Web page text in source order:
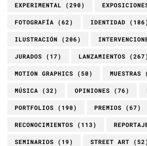
EXPERIMENTAL (290)
FOTOGRAFÍA (62) IDENTIDAD
ILUSTRACIÓN (206)
JURADOS (17) LANZAMIENTOS
MOTION GRAPHICS (50) MUESTRAS
MÚSICA (32) OPINIONES (76)
PORTFOLIOS (190) PREMIOS (67)
RECONOCIMIENTOS (113)
SEMINARIOS (19) STREET ART